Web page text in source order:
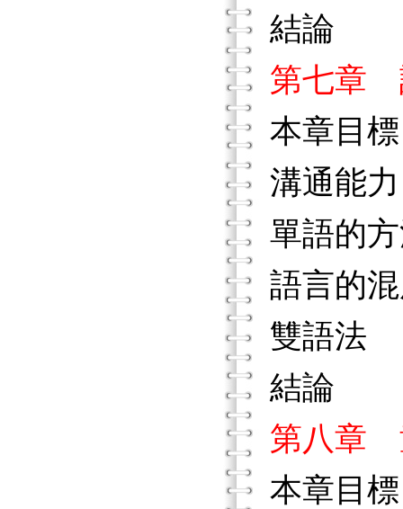
結論
第七章
本章目標
溝通能力
單語的
語言的
雙語法
結論
第八章
本章目標